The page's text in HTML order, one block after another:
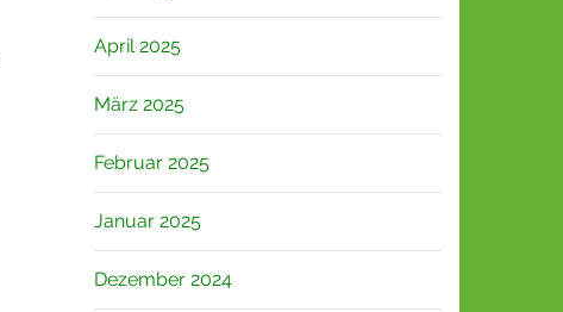
April 2025
März 2025
Februar 2025
Januar 2025
Dezember 2024